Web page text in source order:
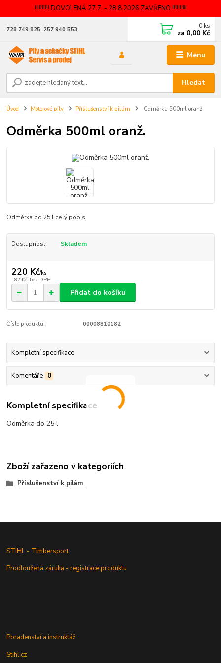
!!!!!!!!!! DOVOLENÁ 27.7. - 28.8.2026 ZAVŘENO !!!!!!!!!!
Menu
Hledat
728 749 825, 257 940 553 0 ks
za 0,00 Kč
Úvod Motorové pily Příslušenství k pilám Odměrka 500ml oranž.
Odměrka 500ml oranž.
Odměrka do 25 l celý popis
Dostupnost Skladem
220 Kč/ks
182 Kč bez DPH
Přidat do košíku
Číslo produktu: 00008810182
Kompletní specifikace
Komentáře 0
Kompletní specifikace
Odměrka do 25 l
Zboží zařazeno v kategoriích
Příslušenství k pilám
STIHL - Timbersport
Prodloužená záruka - registrace produktu
Poradenství a instruktáž
Stihl.cz